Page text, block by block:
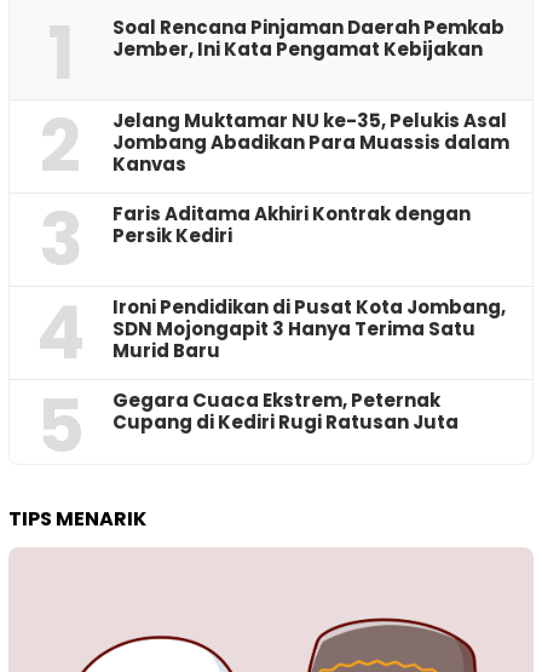
1
‎Soal Rencana Pinjaman Daerah Pemkab
Jember, Ini Kata Pengamat Kebijakan ‎
2
Jelang Muktamar NU ke-35, Pelukis Asal
Jombang Abadikan Para Muassis dalam
Kanvas
3
Faris Aditama Akhiri Kontrak dengan
Persik Kediri
4
Ironi Pendidikan di Pusat Kota Jombang,
SDN Mojongapit 3 Hanya Terima Satu
Murid Baru
5
‎Gegara Cuaca Ekstrem, Peternak
Cupang di Kediri Rugi Ratusan Juta
TIPS MENARIK